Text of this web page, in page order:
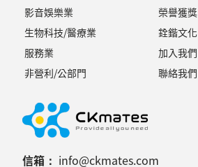
影音娛樂業
生物科技/醫療業
服務業
非營利/公部門
榮譽獲獎
銓鍇文化
加入我們
聯絡我們
信箱： info@ckmates.com